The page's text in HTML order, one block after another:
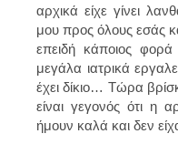
αρχικά είχε γίνει
μου προς όλους εσάς
επειδή κάποιος φορά
μεγάλα ιατρικά
έχει δίκιο… Τώρα
είναι γεγονός ότι η
ήμουν καλά και δεν